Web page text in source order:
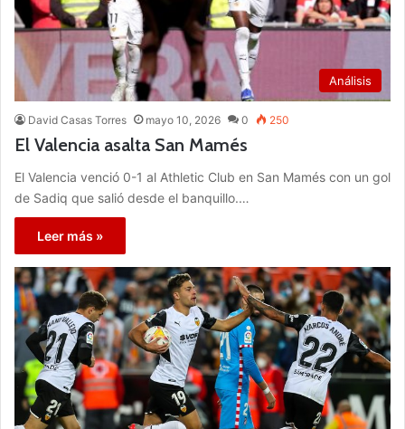
Análisis
David Casas Torres mayo 10, 2026 0 250
El Valencia asalta San Mamés
El Valencia venció 0-1 al Athletic Club en San Mamés con un gol
de Sadiq que salió desde el banquillo.…
Leer más »